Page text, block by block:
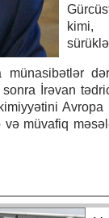
kimi,
İrəvan
Avropa
və müvafiq